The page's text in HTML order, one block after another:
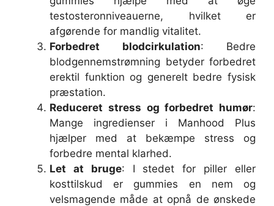
testosteronniveauerne, hvilket er
afgørende for mandlig vitalitet.
Forbedret blodcirkulation: Bedre
blodgennemstrømning betyder forbedret
erektil funktion og generelt bedre fysisk
præstation.
Reduceret stress og forbedret humør:
Mange ingredienser i Manhood Plus
hjælper med at bekæmpe stress og
forbedre mental klarhed.
Let at bruge: I stedet for piller eller
kosttilskud er gummies en nem og
velsmagende måde at opnå de ønskede